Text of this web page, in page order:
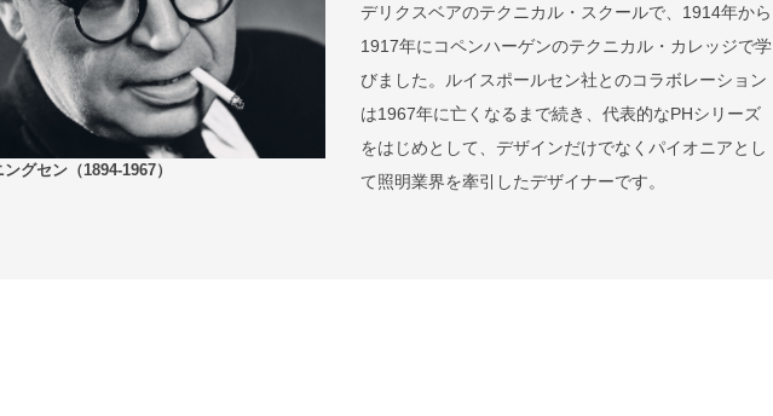
グセン（1894-1967）
デリクスベアのテクニカル・スクールで、1914年から
1917年にコペンハーゲンのテクニカル・カレッジで学
びました。ルイスポールセン社とのコラボレーション
は1967年に亡くなるまで続き、代表的なPHシリーズ
をはじめとして、デザインだけでなくパイオニアとし
て照明業界を牽引したデザイナーです。